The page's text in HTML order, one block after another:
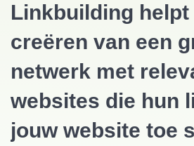
Linkbuilding
creëren van een
netwerk met
websites die hun
jouw website toe